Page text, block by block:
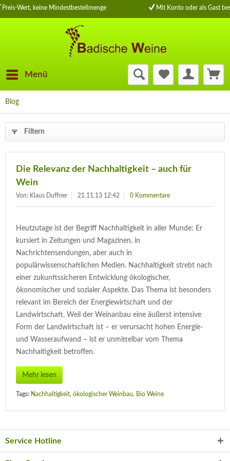
Preis-Wert, keine Mindestbestellmenge Mit Konto oder als Gast
Menü
Blog
Filtern
Die Relevanz der Nachhaltigkeit – auch für
Wein
Von: Klaus Duffner 21.11.13 12:42 0 Kommentare
Heutzutage ist der Begriff Nachhaltigkeit in aller Munde: Er
kursiert in Zeitungen und Magazinen, in
Nachrichtensendungen, aber auch in
populärwissenschaftlichen Medien. Nachhaltigkeit strebt nach
einer zukunftssicheren Entwicklung ökologischer,
ökonomischer und sozialer Aspekte. Das Thema ist besonders
relevant im Bereich der Energiewirtschaft und der
Landwirtschaft. Weil der Weinanbau eine äußerst intensive
Form der Landwirtschaft ist – er verursacht hohen Energie-
und Wasseraufwand – ist er unmittelbar vom Thema
Nachhaltigkeit betroffen.
Mehr lesen
Tags: Nachhaltigkeit, ökologischer Weinbau, Bio Weine
Service Hotline